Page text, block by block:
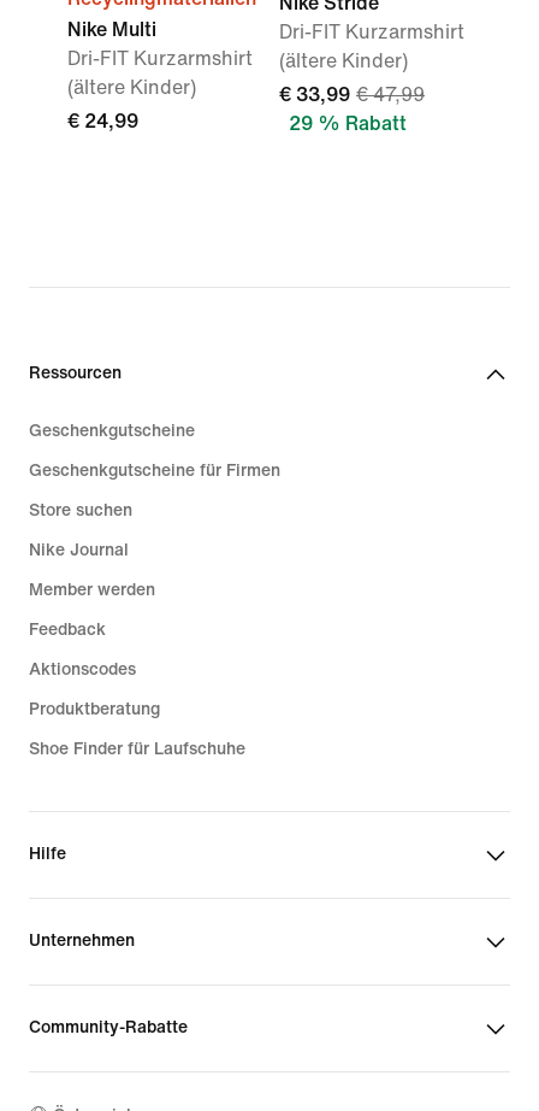
Nike Multi
Dri-FIT Kurzarmshirt
(ältere Kinder)
€ 24,99
Dri-FIT Kurzarmshirt
(ältere Kinder)
€ 33,99 € 47,99
29 % Rabatt
Ressourcen
Geschenkgutscheine
Geschenkgutscheine für Firmen
Store suchen
Nike Journal
Member werden
Feedback
Aktionscodes
Produktberatung
Shoe Finder für Laufschuhe
Hilfe
Unternehmen
Community-Rabatte